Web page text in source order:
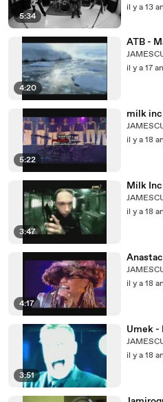
5:34
il y a 13
4:20
ATB -
il y a 17
5:22
milk
il y a 18
3:47
Milk
il y a 18
4:17
il y a 18
3:51
Umek -
il y a 18